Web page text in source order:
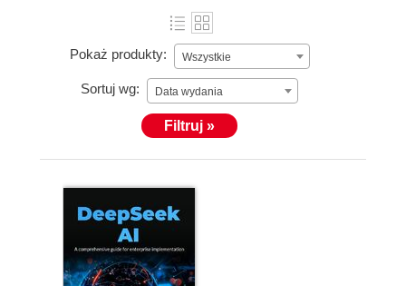
Pokaż produkty: Wszystkie
Sortuj wg: Data wydania
Filtruj »